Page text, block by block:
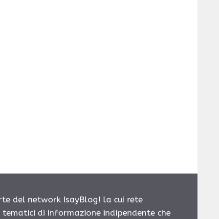
del network IsayBlog! la cui rete
di informazione indipendente che